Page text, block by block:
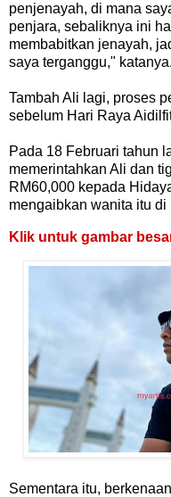
penjenayah, di mana
penjara, sebaliknya ini
membabitkan jenayah,
saya terganggu," katanya.
Tambah Ali lagi, proses
sebelum Hari Raya
Pada 18 Februari tahun
memerintahkan Ali dan
RM60,000 kepada
mengaibkan wanita itu di
Klik untuk gambar
Sementara itu,